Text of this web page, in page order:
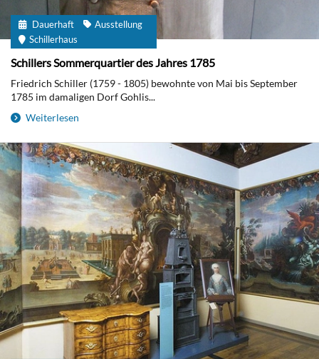
Dauerhaft
Ausstellung
Schillerhaus
Schillers Sommerquartier des Jahres 1785
Friedrich Schiller (1759 - 1805) bewohnte von Mai bis September
1785 im damaligen Dorf Gohlis...
Weiterlesen